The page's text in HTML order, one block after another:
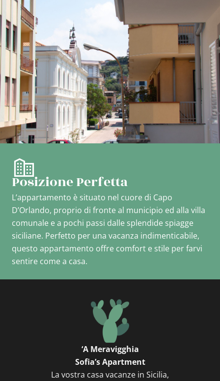
Posizione Perfetta
L’appartamento è situato nel cuore di Capo
D’Orlando, proprio di fronte al municipio ed alla villa
comunale e a pochi passi dalle splendide spiagge
siciliane. Perfetto per una vacanza indimenticabile,
questo appartamento offre comfort e stile per farvi
sentire come a casa.
‘A Meravigghia
Sofia’s Apartment
La vostra casa vacanze in Sicilia,